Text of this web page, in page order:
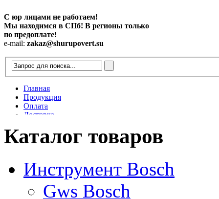
С юр лицами не работаем!
Мы находимся в СПб! В регионы только
по предоплате!
e-mail: zakaz@shurupovert.su
Главная
Продукция
Оплата
Доставка
Статьи
Каталог товаров
Инструмент Bosch
Gws Bosch